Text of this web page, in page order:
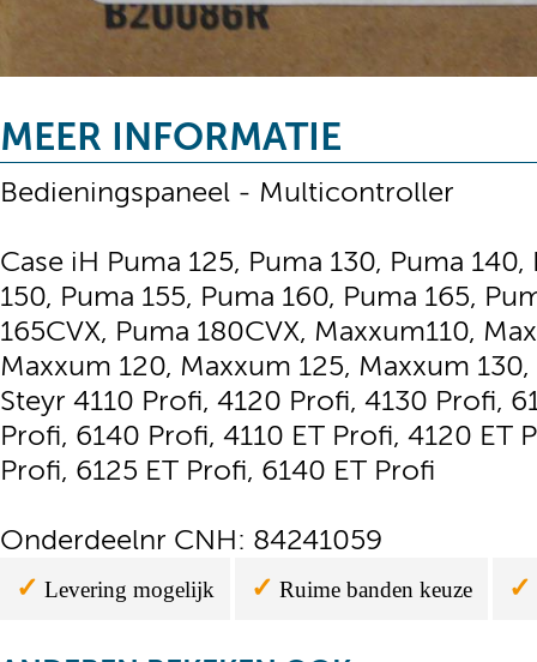
MEER INFORMATIE
Bedieningspaneel - Multicontroller
Case iH Puma 125, Puma 130, Puma 140,
150, Puma 155, Puma 160, Puma 165,
165CVX, Puma 180CVX, Maxxum110,
Maxxum 120, Maxxum 125, Maxxum
Steyr 4110 Profi, 4120 Profi, 4130 Profi,
Profi, 6140 Profi, 4110 ET Profi, 4120 ET
Profi, 6125 ET Profi, 6140 ET Profi
Onderdeelnr CNH: 84241059
✓ Levering mogelijk ✓ Ruime banden keuze ✓